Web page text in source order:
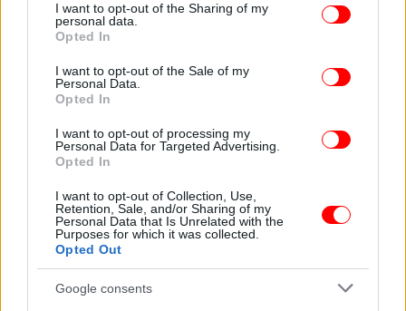
not limited to your visit or usage behaviour. You may click to
grant or deny consent to Google and its third-party tags to
use your data for below specified purposes in below Google
consent section.
I want to opt-out of the Sharing of my
personal data.
Opted In
I want to opt-out of the Sale of my
Personal Data.
Opted In
I want to opt-out of processing my
Personal Data for Targeted Advertising.
Opted In
I want to opt-out of Collection, Use,
Retention, Sale, and/or Sharing of my
Personal Data that Is Unrelated with the
Purposes for which it was collected.
Opted Out
Google consents
Springer Spaniels (2018), Tilda Swinton & Sandro
Kopp, Διάρκεια: 6΄
The Room Next Door (2024), Pedro Almodóvar,
Διάρκεια: 110΄
A Portrait of Ga (1952), Margaret Tait, Διάρκεια: 5΄
The Eternal Daughter (2022), Joanna Hogg, Διάρκεια: